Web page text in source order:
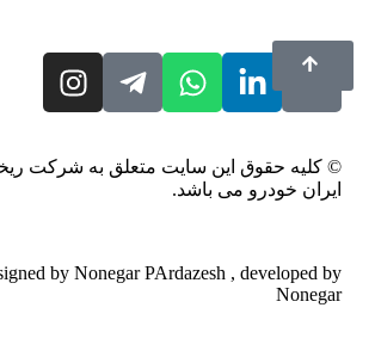
© کلیه حقوق این سایت متعلق به شرکت
ایران خودرو می باشد.
by Nonegar PArdazesh , developed by
Nonegar